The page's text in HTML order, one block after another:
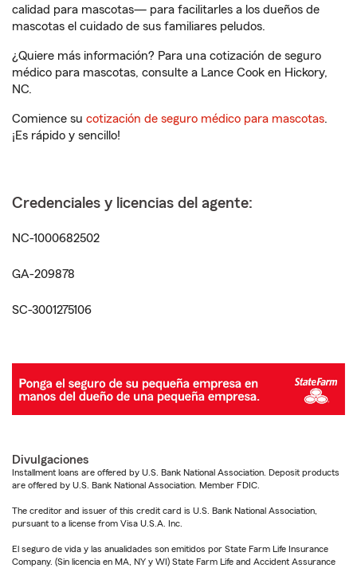
calidad para mascotas— para facilitarles a los dueños de
mascotas el cuidado de sus familiares peludos.
¿Quiere más información? Para una cotización de seguro
médico para mascotas, consulte a Lance Cook en Hickory,
NC.
Comience su cotización de seguro médico para mascotas.
¡Es rápido y sencillo!
Credenciales y licencias del agente:
NC-1000682502
GA-209878
SC-3001275106
Divulgaciones
Installment loans are offered by U.S. Bank National Association. Deposit products
are offered by U.S. Bank National Association. Member FDIC.
The creditor and issuer of this credit card is U.S. Bank National Association,
pursuant to a license from Visa U.S.A. Inc.
El seguro de vida y las anualidades son emitidos por State Farm Life Insurance
Company. (Sin licencia en MA, NY y WI) State Farm Life and Accident Assurance